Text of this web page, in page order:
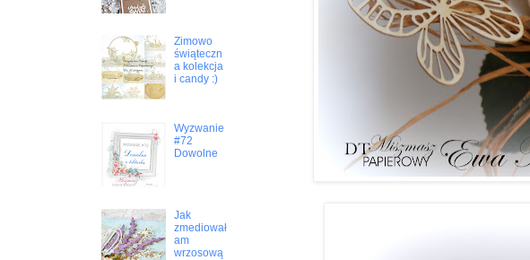
Zimowo
świąteczn
a kolekcja
i candy :)
Wyzwanie
#72
Dowolne
Jak
zmediował
am
wrzosową